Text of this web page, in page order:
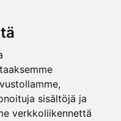
sisältöjä ja
verkkoliikennettä